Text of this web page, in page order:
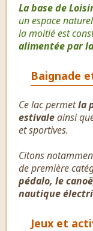
La base de
un espace
la moitié est
alimentée par
Baignade
Ce lac permetla
estivaleainsi
et sportives.
Citons
de première
pédalo, le
nautique
Jeux et